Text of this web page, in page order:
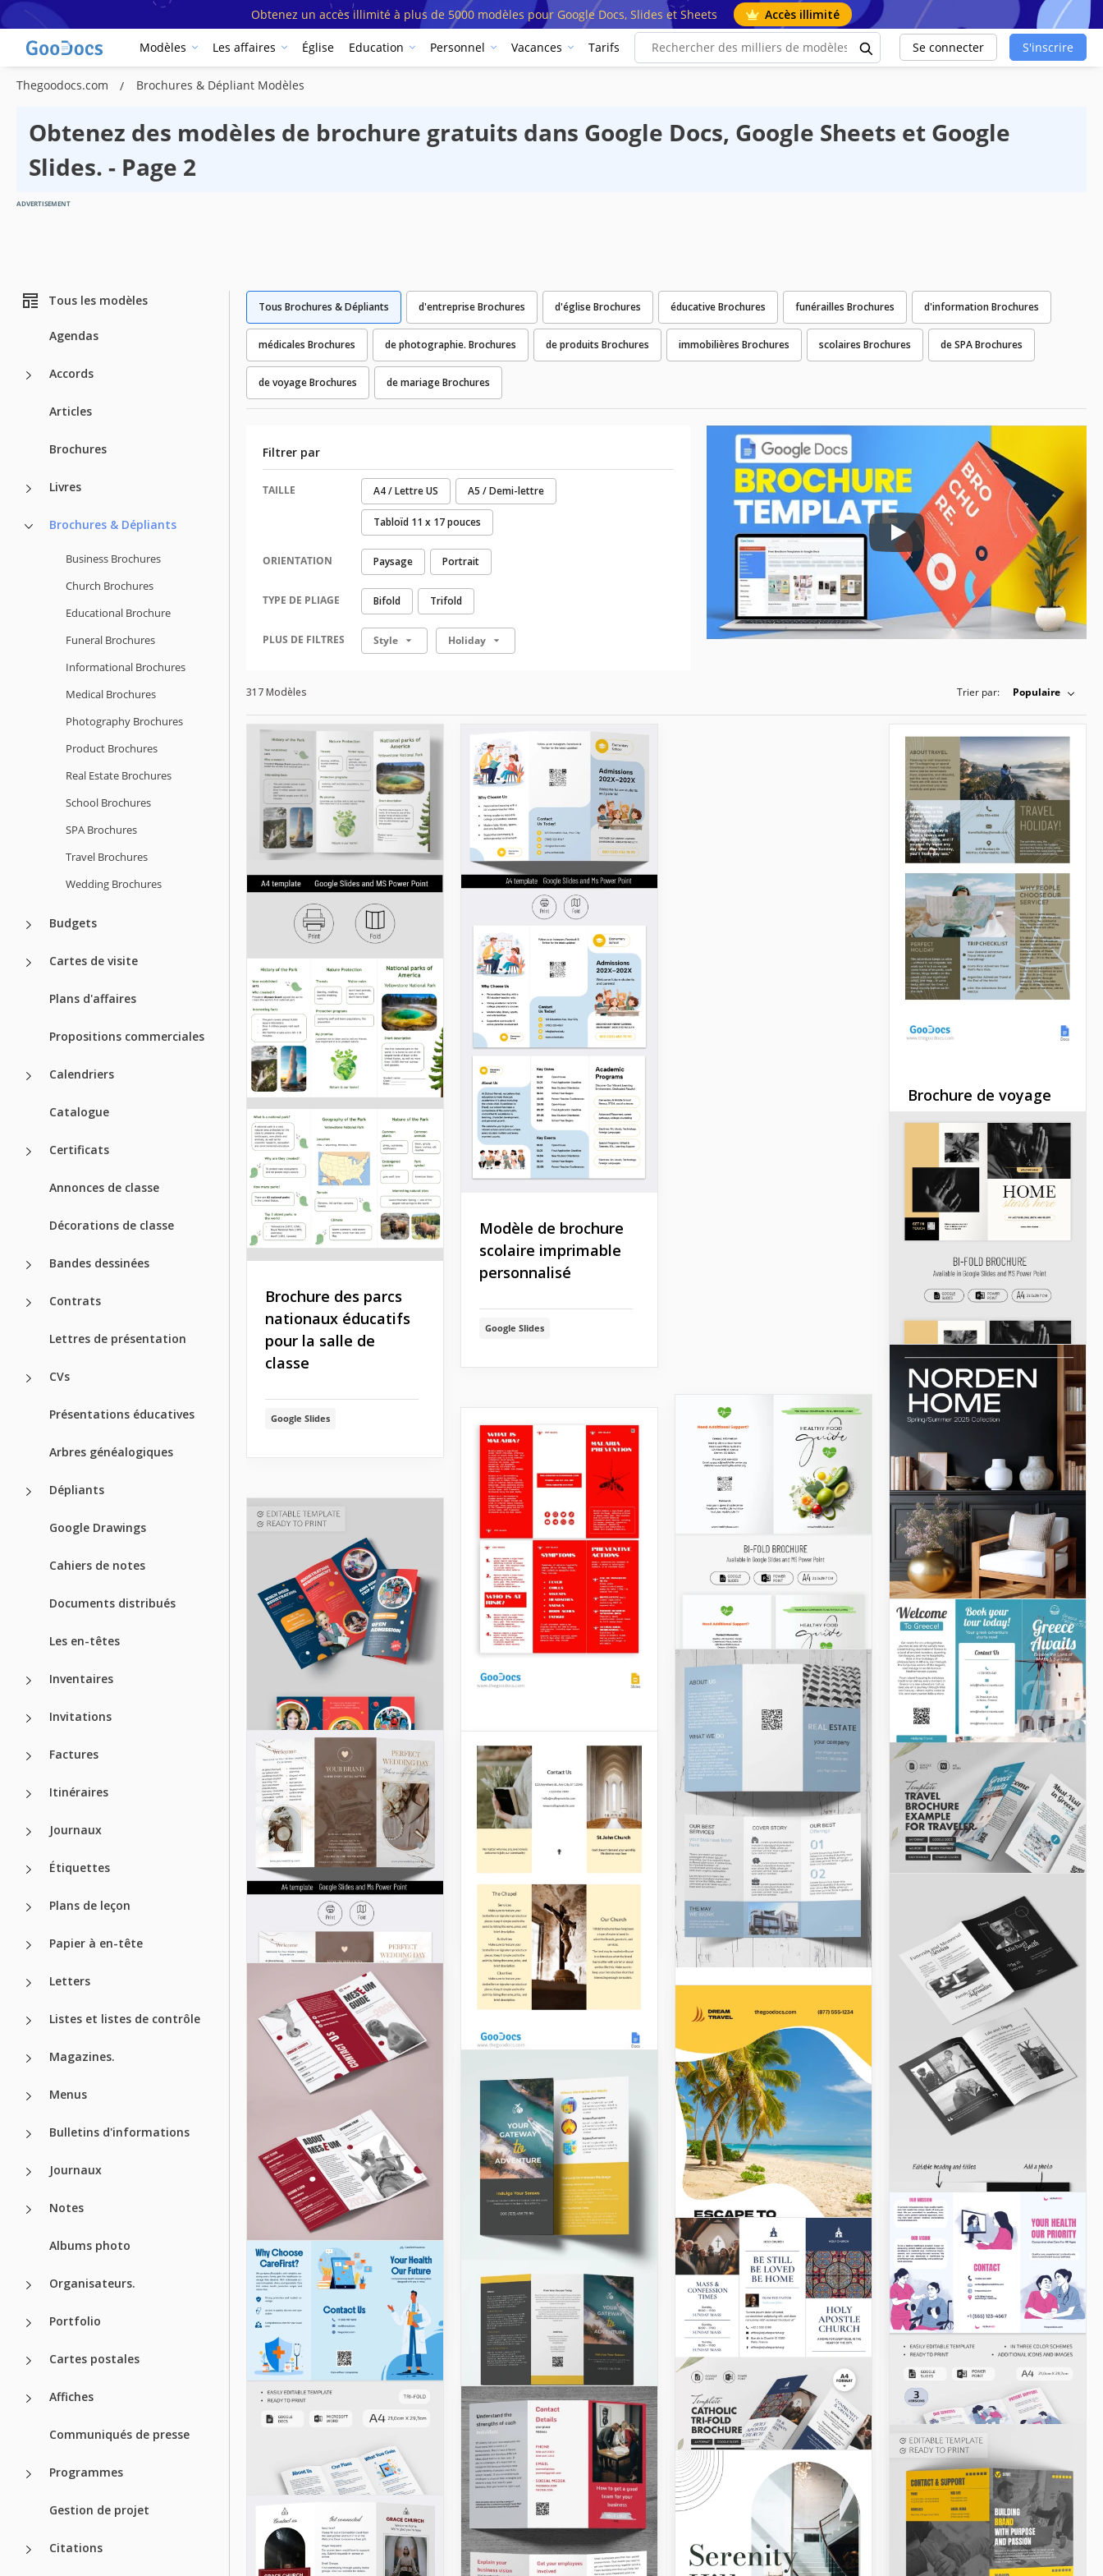
Obtenez un accès illimité à plus de 5000 modèles pour Google Docs, Slides et Sheets Accès illimité
Modèles Les affaires Église Education Personnel Vacances Tarifs Se connecter S'inscrire
Thegoodocs.com Brochures & Dépliant Modèles
Obtenez des modèles de brochure gratuits dans Google Docs, Google Sheets et Google
Slides. - Page 2
ADVERTISEMENT
Tous les modèles
Agendas
Accords
Articles
Brochures
Livres
Brochures & Dépliants
Business Brochures
Church Brochures
Educational Brochure
Funeral Brochures
Informational Brochures
Medical Brochures
Photography Brochures
Product Brochures
Real Estate Brochures
School Brochures
SPA Brochures
Travel Brochures
Wedding Brochures
Budgets
Cartes de visite
Plans d'affaires
Propositions commerciales
Calendriers
Catalogue
Certificats
Annonces de classe
Décorations de classe
Bandes dessinées
Contrats
Lettres de présentation
CVs
Présentations éducatives
Arbres généalogiques
Dépliants
Google Drawings
Cahiers de notes
Documents distribués
Les en-têtes
Inventaires
Invitations
Factures
Itinéraires
Journaux
Étiquettes
Plans de leçon
Papier à en-tête
Letters
Listes et listes de contrôle
Magazines.
Menus
Bulletins d'informations
Journaux
Notes
Albums photo
Organisateurs.
Portfolio
Cartes postales
Affiches
Communiqués de presse
Programmes
Gestion de projet
Citations
Tous Brochures & Dépliants d'entreprise Brochures d'église Brochures éducative Brochures funérailles Brochures d'information Brochures
médicales Brochures de photographie. Brochures de produits Brochures immobilières Brochures scolaires Brochures de SPA Brochures
de voyage Brochures de mariage Brochures
Filtrer par
TAILLE A4 / Lettre US A5 / Demi-lettre
Tabloïd 11 x 17 pouces
ORIENTATION Paysage Portrait
TYPE DE PLIAGE Bifold Trifold
Style Holiday
PLUS DE FILTRES
Play: Keynote (Google I/O '18)
317 Modèles Trier par: Populaire
Brochure des parcs
nationaux éducatifs
pour la salle de
classe
Google Slides
Modèle de brochure
scolaire imprimable
personnalisé
Google Slides
Brochure de voyage
simple à trois volets
Préparez-vous une
publicité pour votre agence
de voyage? Ou souhaitez-
vous partager des
itinéraires impressionnants
avec d'autres touristes?
Profitez de notre design
Simple Travel Tri-Fold
Brochure.
Google Docs
Brochure de
l'enseignant
Google Slides
Brochure sur les
maladies en trois
volets
Présentation de notre
modèle de brochure sur les
maladies dans Google
Slides!
Google Slides
Nourriture Saine
Dépliant
d'Information Bifold
Google Docs
Modèle de brochure
d'église moderne
Modèle de brochure
de mariage de luxe
Google Slides
Brochure à trois
volets Église
Êtes-vous en train de faire
une brochure pour votre
église et souhaitez que les
gens la lisent du premier
au dernier mot?
Dépliant immobilier
tridimensionnel bleu
Êtes-vous dans
l'immobilier? Utilisez cette
excellente Brochure
Immobilière Trifold pour
promouvoir vos services de
la meilleure façon possible.
Google Docs
Dépliant du musée
Notre modèle de brochure
de musée moderne est le
choix privilégié pour
promouvoir votre lieu et
Google Slides
Exemple de brochure
de voyage pour les
voyageurs
Google Slides
Brochure en deux
volets nécrologique
Ce modèle de brochure
pliable d'avis de décès vous
aidera à créer du matériel
commémoratif pour vos
proches disparus.
Google Docs